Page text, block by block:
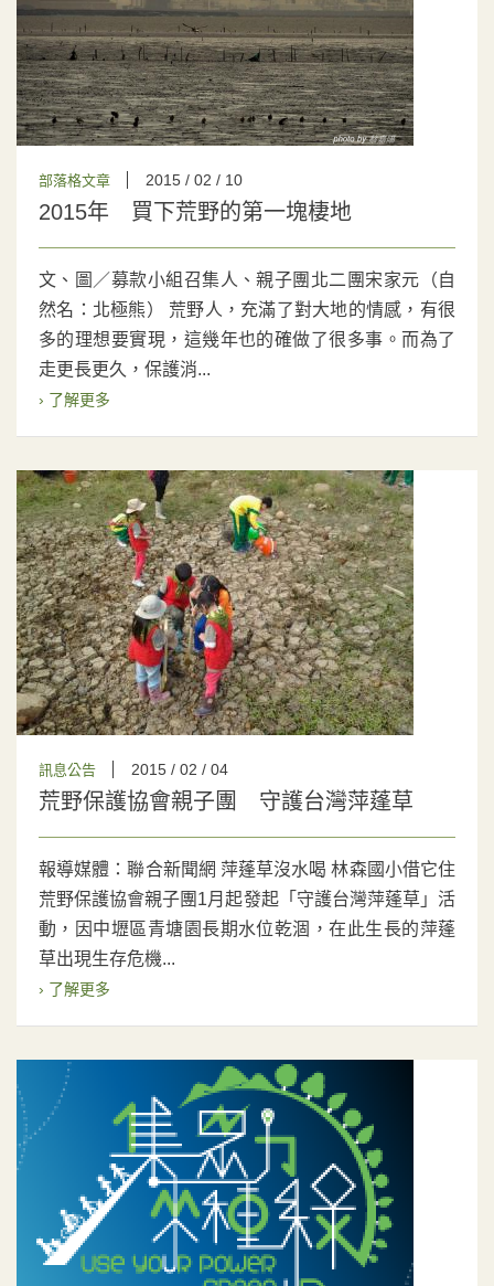
部落格文章 2015 / 02 / 10
2015年 買下荒野的第一塊棲地
文、圖／募款小組召集人、親子團北二團宋家元（自
然名：北極熊） 荒野人，充滿了對大地的情感，有很
多的理想要實現，這幾年也的確做了很多事。而為了
走更長更久，保護消...
› 了解更多
訊息公告 2015 / 02 / 04
荒野保護協會親子團 守護台灣萍蓬草
報導媒體：聯合新聞網 萍蓬草沒水喝 林森國小借它住
荒野保護協會親子團1月起發起「守護台灣萍蓬草」活
動，因中壢區青塘園長期水位乾涸，在此生長的萍蓬
草出現生存危機...
› 了解更多